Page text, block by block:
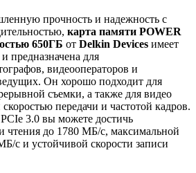
прочность и надежность с
карта памяти POWER
650ГБ от Delkin Devices имеет
предназначена для
видеооператоров и
Он хорошо подходит для
съемки, а также для видео
передачи и частотой кадров.
3.0 вы можете достичь
чтения до 1780 МБ/с, максимальной
с и устойчивой скорости записи